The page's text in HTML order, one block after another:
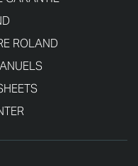
ROLAND